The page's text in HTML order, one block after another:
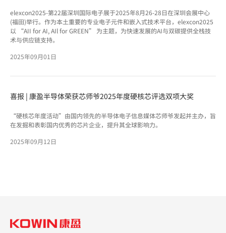
elexcon2025-第22届深圳国际电子展于2025年8月26-28日在深圳会展中心
(福田)举行。作为本土重要的专业电子元件和嵌入式技术平台，elexcon2025
以 “AII for AI, AIl for GREEN” 为主题，为快速发展的AI与双碳提供全栈技
术与供应链支持。
2025年09月01日
喜报 | 康盈半导体荣获芯师爷2025年度硬核芯评选双项大奖
“硬核芯年度活动”由国内领先的半导体电子信息媒体芯师爷发起并主办，旨
在发掘和表彰国内优秀的芯片企业，提升其全球影响力。
2025年09月12日